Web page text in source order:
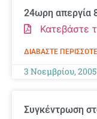
24ωρη απεργία
Κατεβάστε
ΔΙΑΒΆΣΤΕ
3 Νοεμβρίου, 2005
Συγκέντρωση